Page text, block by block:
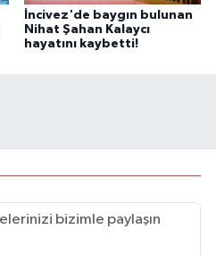
İncivez'de baygın bulunan
Nihat Şahan Kalaycı
hayatını kaybetti!